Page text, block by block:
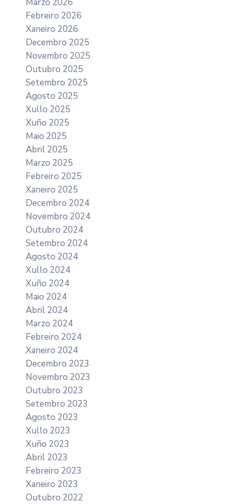
Febreiro 2026
Xaneiro 2026
Decembro 2025
Novembro 2025
Outubro 2025
Setembro 2025
Agosto 2025
Xullo 2025
Xuño 2025
Maio 2025
Abril 2025
Marzo 2025
Febreiro 2025
Xaneiro 2025
Decembro 2024
Novembro 2024
Outubro 2024
Setembro 2024
Agosto 2024
Xullo 2024
Xuño 2024
Maio 2024
Abril 2024
Marzo 2024
Febreiro 2024
Xaneiro 2024
Decembro 2023
Novembro 2023
Outubro 2023
Setembro 2023
Agosto 2023
Xullo 2023
Xuño 2023
Abril 2023
Febreiro 2023
Xaneiro 2023
Outubro 2022